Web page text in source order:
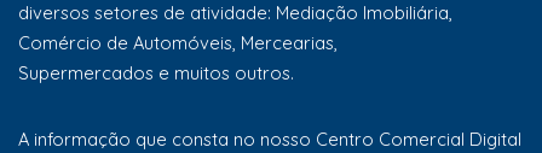
diversos setores de atividade: Mediação Imobiliária,
Comércio de Automóveis, Mercearias,
Supermercados e muitos outros.
A informação que consta no nosso Centro Comercial Digital